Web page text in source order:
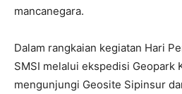
mancanegara.
Dalam rangkaian kegiatan Hari
SMSI melalui ekspedisi Geopark
mengunjungi Geosite Sipinsur